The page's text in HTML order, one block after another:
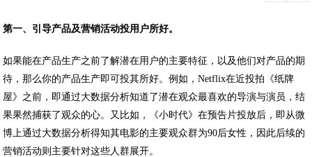
第一、引导产品及营销活动投用户所好。
如果能在产品生产之前了解潜在用户的主要特征，以及他们对产品的期
待，那么你的产品生产即可投其所好。例如，Netflix在近投拍《纸牌
屋》之前，即通过大数据分析知道了潜在观众最喜欢的导演与演员，结
果果然捕获了观众的心。又比如，《小时代》在预告片投放后，即从微
博上通过大数据分析得知其电影的主要观众群为90后女性，因此后续的
营销活动则主要针对这些人群展开。